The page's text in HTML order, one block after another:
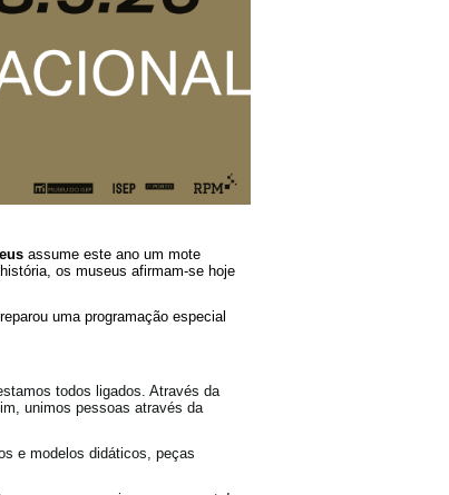
assume este ano um mote
os museus afirmam-se hoje
uma programação especial
todos ligados. Através da
unimos pessoas através da
e modelos didáticos, peças